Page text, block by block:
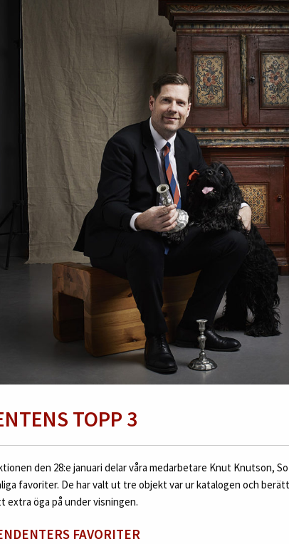
TOPP 3
den 28:e januari delar våra medarbetare Knut Knutson,
favoriter. De har valt ut tre objekt var ur katalogen och
extra öga på under visningen.
FAVORITER